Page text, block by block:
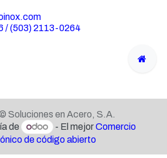
/ (503) 2113-0264
Soluciones en Acero, S.A.
de
- El mejorComercio
de código abierto